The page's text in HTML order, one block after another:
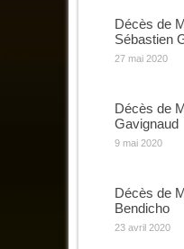
Décès de
Sébastien
27 mai 2020
Décès de
Gavignaud
9 mai 2020
Décès de
Bendicho
23 avril 2020